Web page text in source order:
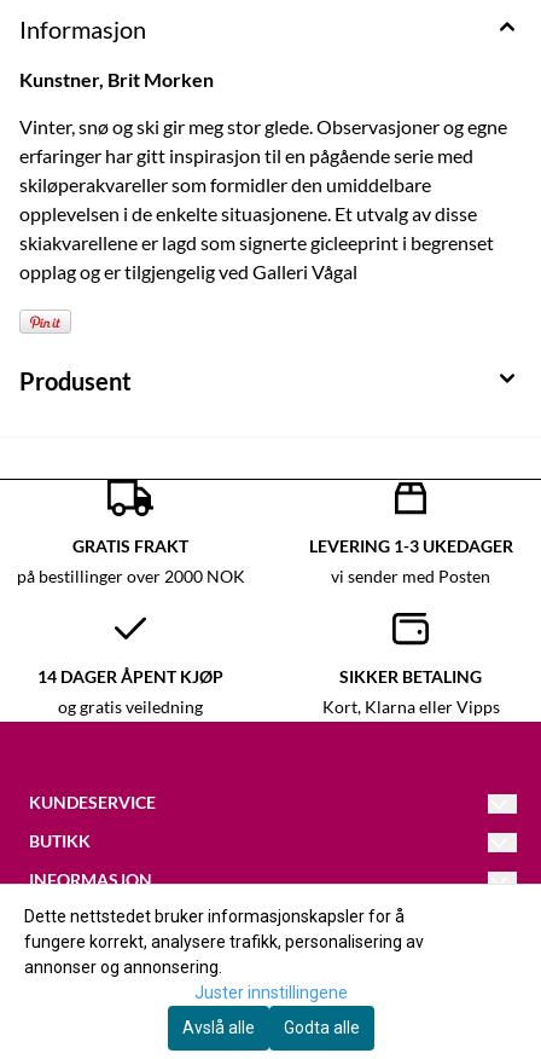
Informasjon
Kunstner, Brit Morken
Vinter, snø og ski gir meg stor glede. Observasjoner og egne
erfaringer har gitt inspirasjon til en pågående serie med
skiløperakvareller som formidler den umiddelbare
opplevelsen i de enkelte situasjonene. Et utvalg av disse
skiakvarellene er lagd som signerte gicleeprint i begrenset
opplag og er tilgjengelig ved Galleri Vågal
Produsent
GRATIS FRAKT
på bestillinger over 2000 NOK
LEVERING 1-3 UKEDAGER
vi sender med Posten
14 DAGER ÅPENT KJØP
og gratis veiledning
SIKKER BETALING
Kort, Klarna eller Vipps
KUNDESERVICE
Kristina
093433686
Løkjavegen 16
2420
BUTIKK
Vilkår
Kontakt oss
INFORMASJON
Om oss
Om informasjonskapsler
FØLG OSS
Facebook
Dette nettstedet bruker informasjonskapsler for å
fungere korrekt, analysere trafikk, personalisering av
annonser og annonsering.
Juster innstillingene
Avslå alle
Godta alle